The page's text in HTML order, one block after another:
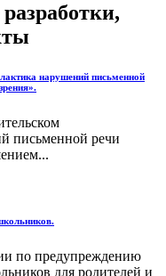
нарушений письменной
письменной речи
по предупреждению
для родителей и